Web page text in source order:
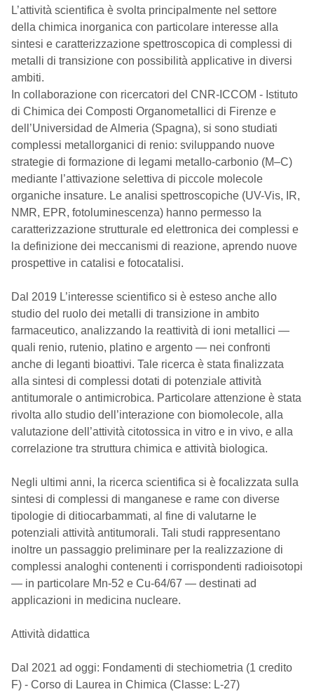
L’attività scientifica è svolta principalmente nel settore
della chimica inorganica con particolare interesse alla
sintesi e caratterizzazione spettroscopica di complessi di
metalli di transizione con possibilità applicative in diversi
ambiti.
In collaborazione con ricercatori del CNR-ICCOM - Istituto
di Chimica dei Composti Organometallici di Firenze e
dell’Universidad de Almeria (Spagna), si sono studiati
complessi metallorganici di renio: sviluppando nuove
strategie di formazione di legami metallo-carbonio (M–C)
mediante l’attivazione selettiva di piccole molecole
organiche insature. Le analisi spettroscopiche (UV-Vis, IR,
NMR, EPR, fotoluminescenza) hanno permesso la
caratterizzazione strutturale ed elettronica dei complessi e
la definizione dei meccanismi di reazione, aprendo nuove
prospettive in catalisi e fotocatalisi.
Dal 2019 L’interesse scientifico si è esteso anche allo
studio del ruolo dei metalli di transizione in ambito
farmaceutico, analizzando la reattività di ioni metallici —
quali renio, rutenio, platino e argento — nei confronti
anche di leganti bioattivi. Tale ricerca è stata finalizzata
alla sintesi di complessi dotati di potenziale attività
antitumorale o antimicrobica. Particolare attenzione è stata
rivolta allo studio dell’interazione con biomolecole, alla
valutazione dell’attività citotossica in vitro e in vivo, e alla
correlazione tra struttura chimica e attività biologica.
Negli ultimi anni, la ricerca scientifica si è focalizzata sulla
sintesi di complessi di manganese e rame con diverse
tipologie di ditiocarbammati, al fine di valutarne le
potenziali attività antitumorali. Tali studi rappresentano
inoltre un passaggio preliminare per la realizzazione di
complessi analoghi contenenti i corrispondenti radioisotopi
— in particolare Mn-52 e Cu-64/67 — destinati ad
applicazioni in medicina nucleare.
Attività didattica
Dal 2021 ad oggi: Fondamenti di stechiometria (1 credito
F) - Corso di Laurea in Chimica (Classe: L-27)